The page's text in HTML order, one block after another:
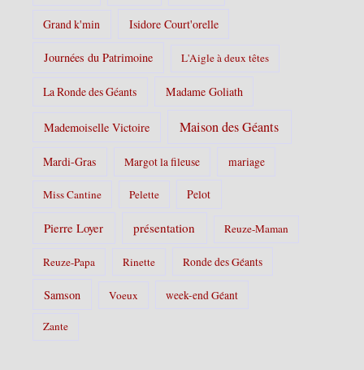
Grand k'min Isidore Court'orelle
Journées du Patrimoine L'Aigle à deux têtes
La Ronde des Géants Madame Goliath
Mademoiselle Victoire Maison des Géants
Mardi-Gras Margot la fileuse mariage
Miss Cantine Pelette Pelot
Pierre Loyer présentation Reuze-Maman
Reuze-Papa Rinette Ronde des Géants
Samson Voeux week-end Géant
Zante